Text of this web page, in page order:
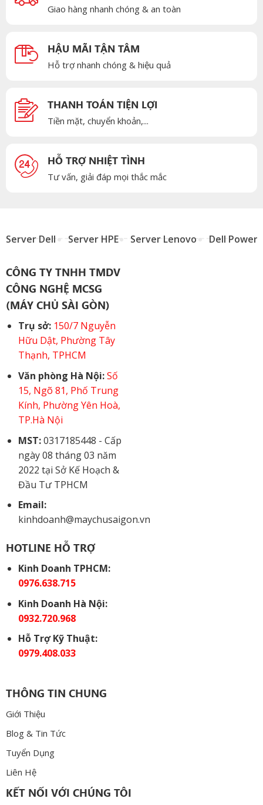
Giao hàng nhanh chóng & an toàn
HẬU MÃI TẬN TÂM
Hỗ trợ nhanh chóng & hiệu quả
THANH TOÁN TIỆN LỢI
Tiền mặt, chuyển khoản,...
HỖ TRỢ NHIỆT TÌNH
Tư vấn, giải đáp mọi thắc mắc
Server Dell Server HPE Server Lenovo Dell
CÔNG TY TNHH TMDV
CÔNG NGHỆ MCSG
(MÁY CHỦ SÀI GÒN)
Trụ sở: 150/7 Nguyễn
Hữu Dật, Phường Tây
Thạnh, TPHCM
Văn phòng Hà Nội: Số
15, Ngõ 81, Phố Trung
Kính, Phường Yên Hoà,
TP.Hà Nội
MST:0317185448 - Cấp
ngày 08 tháng 03 năm
2022 tại Sở Kế Hoạch &
Đầu Tư TPHCM
Email:
kinhdoanh@maychusaigon.vn
HOTLINE HỖ TRỢ
Kinh Doanh TPHCM:
0976.638.715
Kinh Doanh Hà Nội:
0932.720.968
Hỗ Trợ Kỹ Thuật:
0979.408.033
THÔNG TIN CHUNG
Giới Thiệu
Blog & Tin Tức
Tuyển Dụng
Liên Hệ
KẾT NỐI VỚI CHÚNG TÔI